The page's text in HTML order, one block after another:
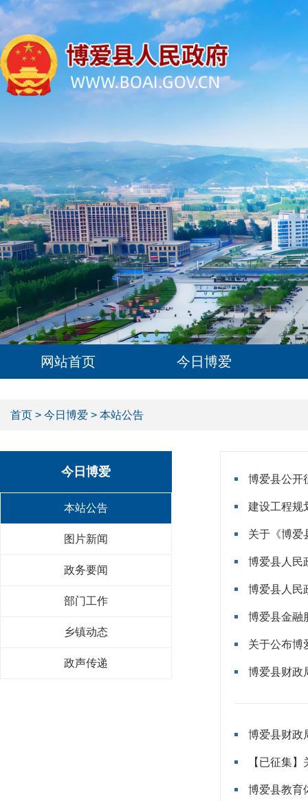
网站首页 今日博爱
首页 > 今日博爱 > 本站公告
今日博爱
本站公告
图片新闻
政务要闻
部门工作
乡镇动态
政声传递
博爱县公开
建设工程规
关于《博爱
博爱县人民
博爱县人民
博爱县金融
关于公布博
博爱县财政
博爱县财政
博爱县教育